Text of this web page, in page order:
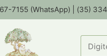
7155 (WhatsApp) | (35)